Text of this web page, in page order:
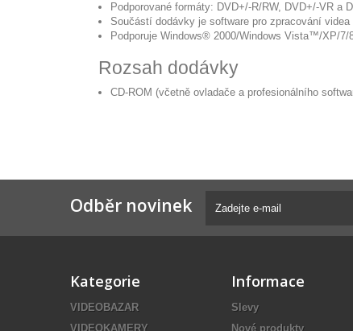
Podporované formáty: DVD+/-R/RW, DVD+/-VR a
Součástí dodávky je software pro zpracování videa
Podporuje Windows® 2000/Windows Vista™/XP/7/
Rozsah dodávky
CD-ROM (včetně ovladače a profesionálního
Odběr novinek
Kategorie
VIDEOBAZAR
VIDEOKAMERY
Informace
Slevy
Nové produkty